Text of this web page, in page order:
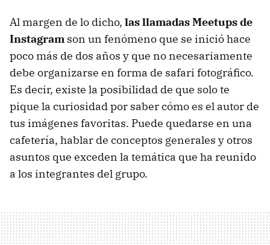
Al margen de lo dicho, las llamadas Meetups de
Instagram son un fenómeno que se inició hace
poco más de dos años y que no necesariamente
debe organizarse en forma de safari fotográfico.
Es decir, existe la posibilidad de que solo te
pique la curiosidad por saber cómo es el autor de
tus imágenes favoritas. Puede quedarse en una
cafetería, hablar de conceptos generales y otros
asuntos que exceden la temática que ha reunido
a los integrantes del grupo.